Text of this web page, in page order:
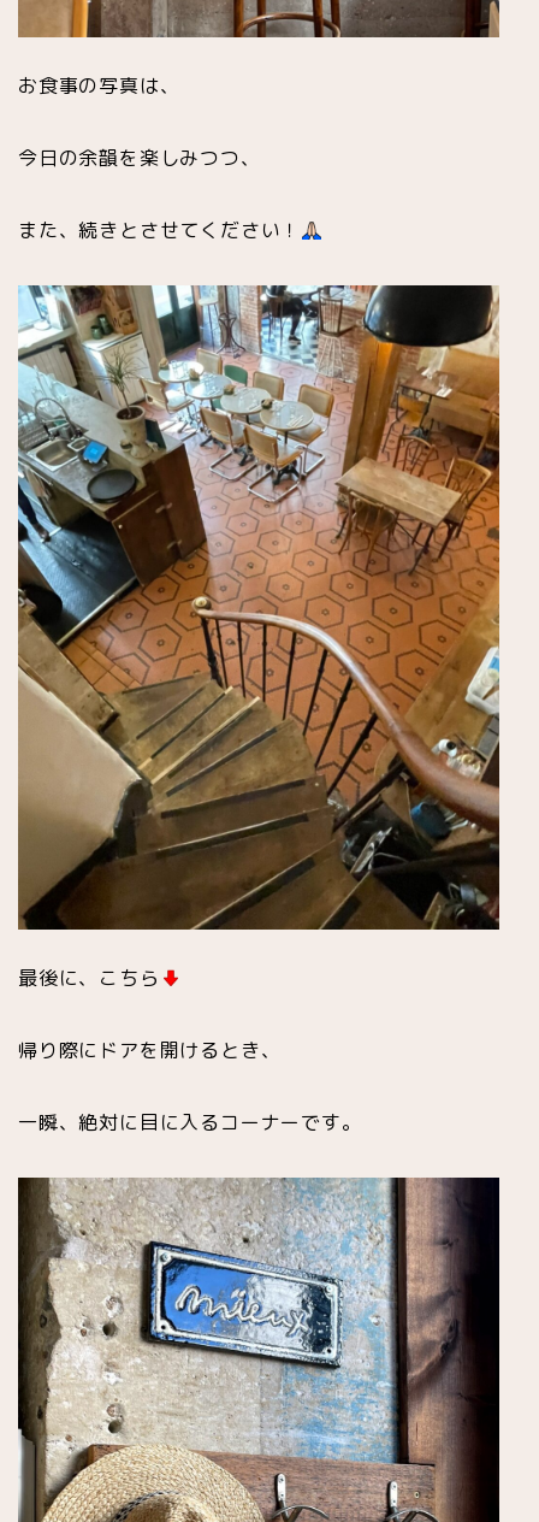
お食事の写真は、
今日の余韻を楽しみつつ、
また、続きとさせてください！
最後に、こちら
帰り際にドアを開けるとき、
一瞬、絶対に目に入るコーナーです。